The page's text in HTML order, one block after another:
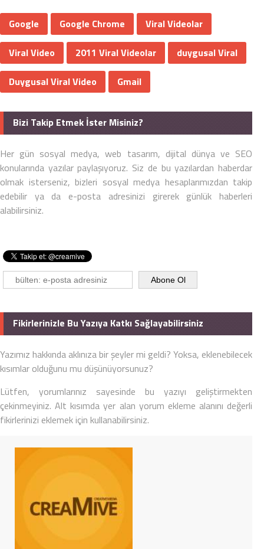
Google Google Chrome Viral Videolar
Viral Video 2011 Viral Videolar duygusal Viral
Duygusal Viral Video Gmail
Bizi Takip Etmek İster Misiniz?
Her gün sosyal medya, web tasarım, dijital dünya ve SEO
konularında yazılar paylaşıyoruz. Siz de bu yazılardan haberdar
olmak isterseniz, bizleri sosyal medya hesaplarımızdan takip
edebilir ya da e-posta adresinizi girerek günlük haberleri
alabilirsiniz.
Fikirlerinizle Bu Yazıya Katkı Sağlayabilirsiniz
Yazımız hakkında aklınıza bir şeyler mi geldi? Yoksa, eklenebilecek
kısımlar olduğunu mu düşünüyorsunuz?
Lütfen, yorumlarınız sayesinde bu yazıyı geliştirmekten
çekinmeyiniz. Alt kısımda yer alan yorum ekleme alanını değerli
fikirlerinizi eklemek için kullanabilirsiniz.